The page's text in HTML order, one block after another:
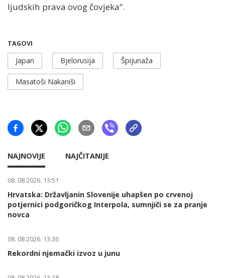
ljudskih prava ovog čovjeka“.
TAGOVI
Japan Bjelorusija Špijunaža
Masatoši Nakaniši
NAJNOVIJE NAJČITANIJE
08. 08 2026. 13:51
Hrvatska: Državljanin Slovenije uhapšen po crvenoj
potjernici podgoričkog Interpola, sumnjiči se za pranje
novca
08. 08 2026. 13:36
Rekordni njemački izvoz u junu